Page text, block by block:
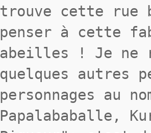
trouve cette
penser à cette
abeilles ! Je ne
quelques autres
personnages au
Papalababalle,